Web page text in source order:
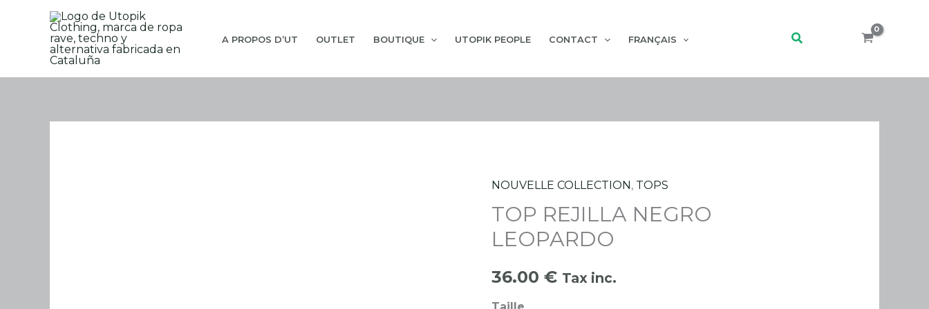
A PROPOS D’UT OUTLET BOUTIQUE UTOPIK PEOPLE CONTACT FRANÇAIS Rechercher
NOUVELLE COLLECTION , TOPS
TOP REJILLA NEGRO
LEOPARDO
36.00€ Tax inc.
quantité
de
TOP
REJILLA
NEGRO